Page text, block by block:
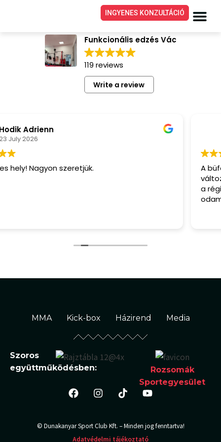
INGYENES KONZULTÁCIÓ
Funkcionális edzés Vác
119 reviews
Write a review
Adrienn
2026
Nagyon szeretjük.
A büfé
változott
a
MMA Kick-box Házirend Media
Szoros
együttműködésben:
Rozsomák
Sportegyesület
© Dunakanyar Sport Club Kft. – Minden jog fenntartva!
Adatvédelmi tájékoztató